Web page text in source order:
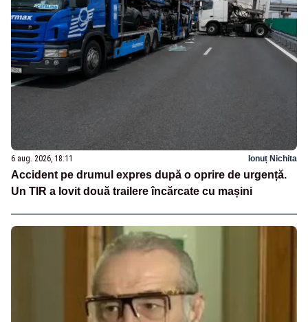
6 aug. 2026, 18:11 Ionuț Nichita
Accident pe drumul expres după o oprire de urgență.
Un TIR a lovit două trailere încărcate cu mașini